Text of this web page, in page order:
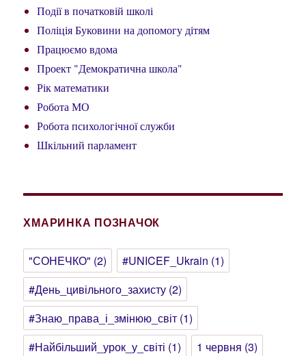
Події в початковій школі
Поліція Буковини на допомогу дітям
Працюємо вдома
Проект "Демократична школа"
Рік математики
Робота МО
Робота психологічної служби
Шкільний парламент
ХМАРИНКА ПОЗНАЧОК
"СОНЕЧКО" (2) #UNICEF_Ukrain (1)
#День_цивільного_захисту (2)
#Знаю_права_і_змінюю_світ (1)
#Найбільший_урок_у_світі (1) 1 червня (3)